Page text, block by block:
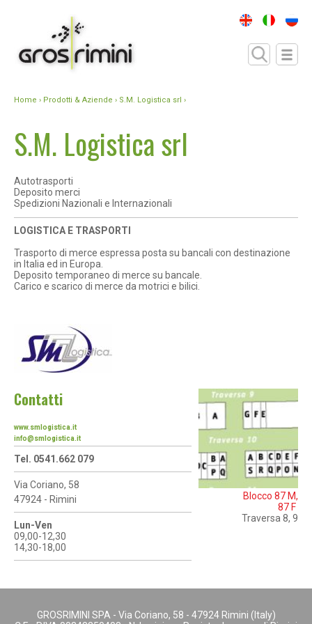
Home › Prodotti & Aziende › S.M. Logistica srl ›
S.M. Logistica srl
Autotrasporti
Deposito merci
Spedizioni Nazionali e Internazionali
LOGISTICA E TRASPORTI
Trasporto di merce espressa posta su bancali con destinazione
in Italia ed in Europa.
Deposito temporaneo di merce su bancale.
Carico e scarico di merce da motrici e bilici.
Contatti
www.smlogistica.it
info@smlogistica.it
Tel. 0541.662 079
Via Coriano, 58
47924 - Rimini
Lun-Ven
09,00-12,30
14,30-18,00
Blocco 87 M,
87 F
Traversa 8, 9
GROSRIMINI SPA - Via Coriano, 58 - 47924 Rimini (Italy)